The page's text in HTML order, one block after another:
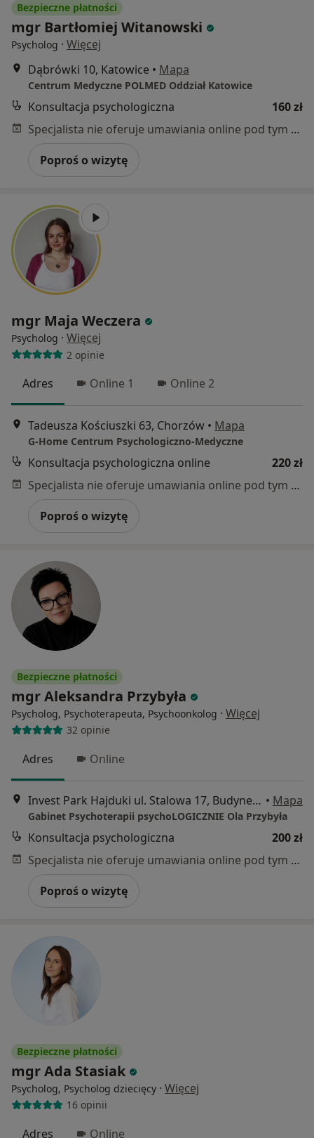
Bezpieczne płatności
mgr Bartłomiej Witanowski
Psycholog · Więcej
Dąbrówki 10, Katowice • Mapa
Centrum Medyczne POLMED Oddział Katowice
Konsultacja psychologiczna
160 zł
Specjalista nie oferuje umawiania online pod tym adresem.
Poproś o wizytę
mgr Maja Weczera
Psycholog · Więcej
2 opinie
Adres Online 1 Online 2
Tadeusza Kościuszki 63, Chorzów • Mapa
G-Home Centrum Psychologiczno-Medyczne
Konsultacja psychologiczna online
220 zł
Specjalista nie oferuje umawiania online pod tym adresem.
Poproś o wizytę
Bezpieczne płatności
mgr Aleksandra Przybyła
Psycholog, Psychoterapeuta, Psychoonkolog · Więcej
32 opinie
Adres Online
Invest Park Hajduki ul. Stalowa 17, Budynek 17 lok.301 , II piętro, Chorzów • Mapa
Gabinet Psychoterapii psychoLOGICZNIE Ola Przybyła
Konsultacja psychologiczna
200 zł
Specjalista nie oferuje umawiania online pod tym adresem.
Poproś o wizytę
Bezpieczne płatności
mgr Ada Stasiak
Psycholog, Psycholog dziecięcy · Więcej
16 opinii
Adres Online